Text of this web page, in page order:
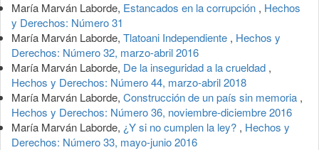
María Marván Laborde, Estancados en la corrupción , Hechos
y Derechos: Número 31
María Marván Laborde, Tlatoani Independiente , Hechos y
Derechos: Número 32, marzo-abril 2016
María Marván Laborde, De la inseguridad a la crueldad ,
Hechos y Derechos: Número 44, marzo-abril 2018
María Marván Laborde, Construcción de un país sin memoria ,
Hechos y Derechos: Número 36, noviembre-diciembre 2016
María Marván Laborde, ¿Y si no cumplen la ley? , Hechos y
Derechos: Número 33, mayo-junio 2016